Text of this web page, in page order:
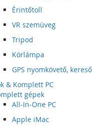
Érintőtoll
VR szemüveg
Tripod
Körlámpa
GPS nyomkövető, kereső
& Komplett PC
gépek
All-In-One PC
Apple iMac